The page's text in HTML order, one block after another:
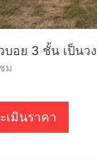
บอย 3 ชั้น เป็นวง
ม
เมินราคา